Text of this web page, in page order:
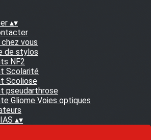
▴▾
vous
de stylos
NF2
Scolarité
Scoliose
pseudarthrose
Gliome Voies optiques
▴▾